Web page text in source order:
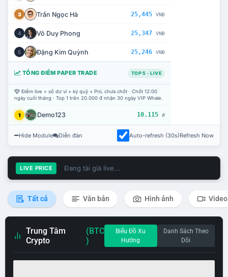
3 Trần Ngọc Hà 25,445 VNĐ
4 Võ Duy Phong 25,347 VNĐ
5 Đặng Kim Quỳnh 25,246 VNĐ
TỔNG ĐIỂM PAPER TRADE TOP 5 · LIVE
Điểm live = số dư ví + ký quỹ + PnL chưa chốt · Chốt 12:00
ngày cuối tháng · Top 1 trên 20.000 đ nhận 30 ngày VIP Whale.
1 Demo123 10.115 đ
Hide Module Diễn đàn Auto-refresh (30s)Refresh Now
LIVE PRICE Đang tải giá live...
Tất cả Văn bản Hình ảnh Video
Trung Tâm
Crypto
(BTC
)
Biểu Đồ Xu
Hướng
Danh Sách Theo
Dõi